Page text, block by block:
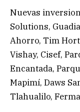
Nuevas
Solutions,
Ahorro, Tim
Vishay, Cisef,
Encantada,
Mapimí, Daws
Tlahualilo,